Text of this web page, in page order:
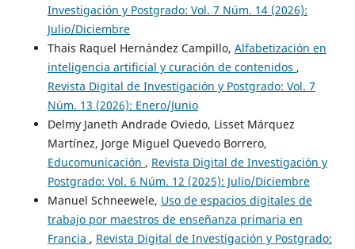
Investigación y Postgrado: Vol. 7 Núm. 14 (2026):
Julio/Diciembre
Thais Raquel Hernández Campillo, Alfabetización en
inteligencia artificial y curación de contenidos ,
Revista Digital de Investigación y Postgrado: Vol. 7
Núm. 13 (2026): Enero/Junio
Delmy Janeth Andrade Oviedo, Lisset Márquez
Martínez, Jorge Miguel Quevedo Borrero,
Educomunicación , Revista Digital de Investigación y
Postgrado: Vol. 6 Núm. 12 (2025): Julio/Diciembre
Manuel Schneewele, Uso de espacios digitales de
trabajo por maestros de enseñanza primaria en
Francia , Revista Digital de Investigación y Postgrado: